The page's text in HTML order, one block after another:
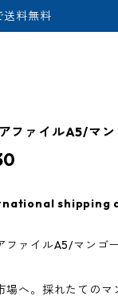
料無料
ファイルA5/マ
shipping
ファイルA5/マンゴ
場へ。採れたての